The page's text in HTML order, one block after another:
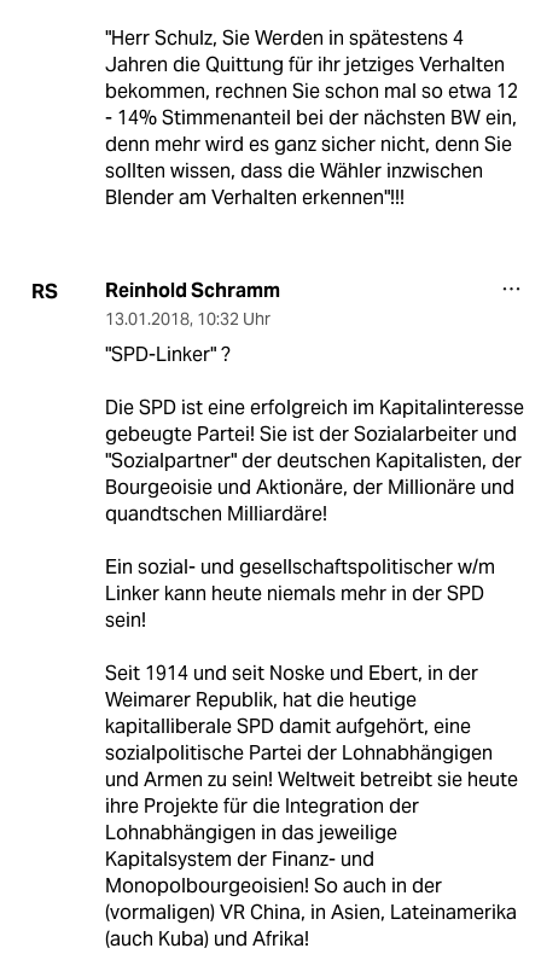
"Herr Schulz, Sie Werden in spätestens 4
Jahren die Quittung für ihr jetziges Verhalten
bekommen, rechnen Sie schon mal so etwa 12
- 14% Stimmenanteil bei der nächsten BW ein,
denn mehr wird es ganz sicher nicht, denn Sie
sollten wissen, dass die Wähler inzwischen
Blender am Verhalten erkennen"!!!
RS Reinhold Schramm
13.01.2018, 10:32 Uhr
"SPD-Linker" ?
Die SPD ist eine erfolgreich im Kapitalinteresse
gebeugte Partei! Sie ist der Sozialarbeiter und
"Sozialpartner" der deutschen Kapitalisten, der
Bourgeoisie und Aktionäre, der Millionäre und
quandtschen Milliardäre!
Ein sozial- und gesellschaftspolitischer w/m
Linker kann heute niemals mehr in der SPD
sein!
Seit 1914 und seit Noske und Ebert, in der
Weimarer Republik, hat die heutige
kapitalliberale SPD damit aufgehört, eine
sozialpolitische Partei der Lohnabhängigen
und Armen zu sein! Weltweit betreibt sie heute
ihre Projekte für die Integration der
Lohnabhängigen in das jeweilige
Kapitalsystem der Finanz- und
Monopolbourgeoisien! So auch in der
(vormaligen) VR China, in Asien, Lateinamerika
(auch Kuba) und Afrika!